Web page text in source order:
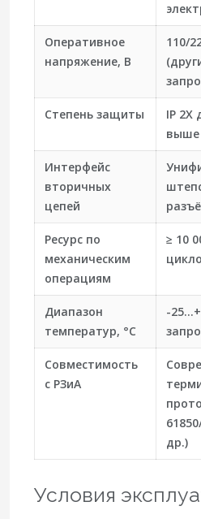
Оперативное
напряжение, В
110/
Степень защиты
IP 2X
выше
Интерфейс
вторичных
цепей
Ресурс по
механическим
операциям
≥ 10
Диапазон
температур, °C
-
Совместимость
с РЗиА
др.)
Условия